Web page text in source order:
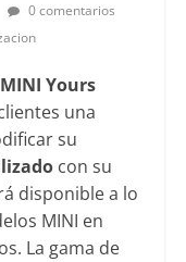
0 comentarios
MINI Yours
una
su
con su
disponible a lo
MINI en
La gama de